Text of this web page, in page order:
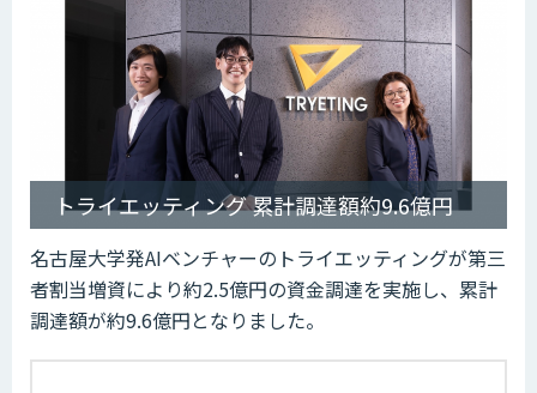
トライエッティング 累計調達額約9.6億円
名古屋大学発AIベンチャーのトライエッティングが第三
者割当増資により約2.5億円の資金調達を実施し、累計
調達額が約9.6億円となりました。